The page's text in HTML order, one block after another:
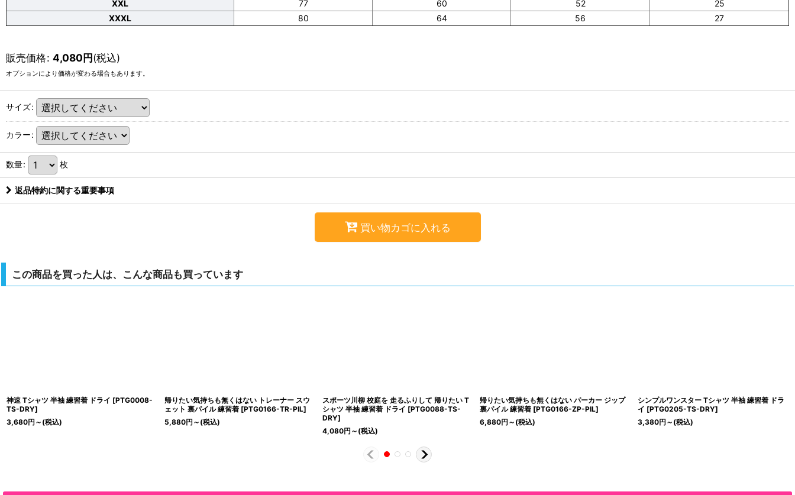
XXL
77 60 52
25
XXXL
80 64 56 27
販売価格: 4,080円(税込)
オプションにより価格が変わる場合もあります。
サイズ:
カラー:
数量: 枚
返品特約に関する重要事項
買い物カゴに入れる
この商品を買った人は、こんな商品も買っています
神速 Tシャツ 半袖 練習着 ドライ [PTG0008-
TS-DRY]
3,680円 ～ (税込)
帰りたい気持ちも無くはない トレーナー スウ
ェット 裏パイル 練習着 [PTG0166-TR-PIL]
5,880円 ～ (税込)
スポーツ川柳 校庭を 走るふりして 帰りたい T
シャツ 半袖 練習着 ドライ [PTG0088-TS-
DRY]
4,080円 ～ (税込)
帰りたい気持ちも無くはない パーカー ジップ
裏パイル 練習着 [PTG0166-ZP-PIL]
6,880円 ～ (税込)
シンプルワンスター Tシャツ 半袖 練習着 ドラ
イ [PTG0205-TS-DRY]
3,380円 ～ (税込)